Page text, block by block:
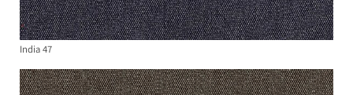
India 47